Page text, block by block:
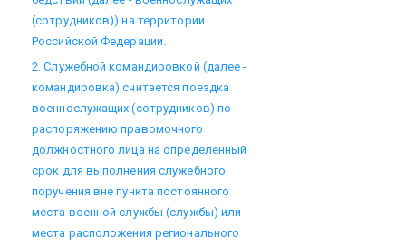
(сотрудников)) на территории
Российской Федерации.
2. Служебной командировкой (далее -
командировка) считается поездка
военнослужащих (сотрудников) по
распоряжению правомочного
должностного лица на определенный
срок для выполнения служебного
поручения вне пункта постоянного
места военной службы (службы) или
места расположения регионального